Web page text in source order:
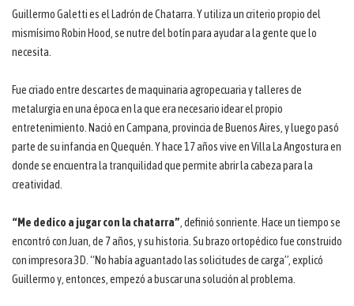
Guillermo Galetti es el Ladrón de Chatarra. Y utiliza un criterio propio del
mismísimo Robin Hood, se nutre del botín para ayudar a la gente que lo
necesita.
Fue criado entre descartes de maquinaria agropecuaria y talleres de
metalurgia en una época en la que era necesario idear el propio
entretenimiento. Nació en Campana, provincia de Buenos Aires, y luego pasó
parte de su infancia en Quequén. Y hace 17 años vive en Villa La Angostura en
donde se encuentra la tranquilidad que permite abrir la cabeza para la
creatividad.
“Me dedico a jugar con la chatarra”, definió sonriente. Hace un tiempo se
encontró con Juan, de 7 años, y su historia. Su brazo ortopédico fue construido
con impresora 3D. “No había aguantado las solicitudes de carga”, explicó
Guillermo y, entonces, empezó a buscar una solución al problema.